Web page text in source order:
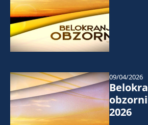
2026
09/04/2026